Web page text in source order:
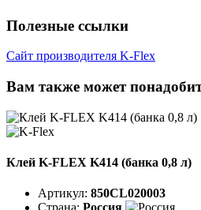
Полезные ссылки
Сайт производителя K-Flex
Вам также может
Клей K-FLEX K414 (банка 0,8 л)
Артикул: 850CL020003